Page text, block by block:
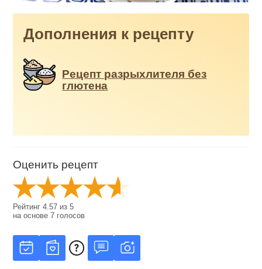
Дополнения к рецепту
Рецепт разрыхлителя без
глютена
Оценить рецепт
Рейтинг4.57 из5
на основе7 голосов